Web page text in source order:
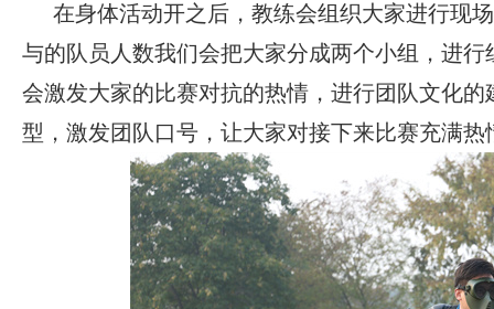
在身体活动开之后，教练会组织大家进行现
与的队员人数我们会把大家分成两个小组，进
会激发大家的比赛对抗的热情，进行团队文化
型，激发团队口号，让大家对接下来比赛充满热